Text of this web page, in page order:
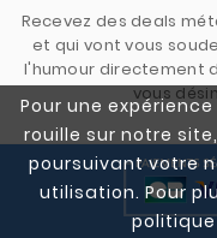
Pour une
rouille sur notre
poursuivant votre
utilisation. Pour
Recevez des deals
et qui vont vous
l'humour directement
vous